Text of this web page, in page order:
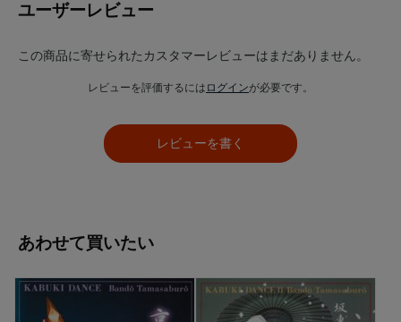
ユーザーレビュー
この商品に寄せられたカスタマーレビューはまだありません。
レビューを評価するには ログインが必要です。
レビューを書く
あわせて買いたい